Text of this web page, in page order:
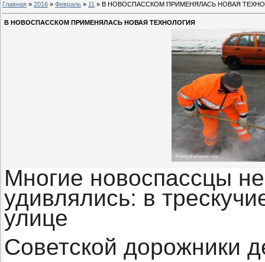
Главная » 2016 » Февраль » 11 » В НОВОСПАССКОМ ПРИМЕНЯЛАСЬ НОВАЯ
В НОВОСПАССКОМ ПРИМЕНЯЛАСЬ НОВАЯ ТЕХНОЛОГИЯ
Многие новоспассцы
удивлялись: в
улице
Советской дорожники